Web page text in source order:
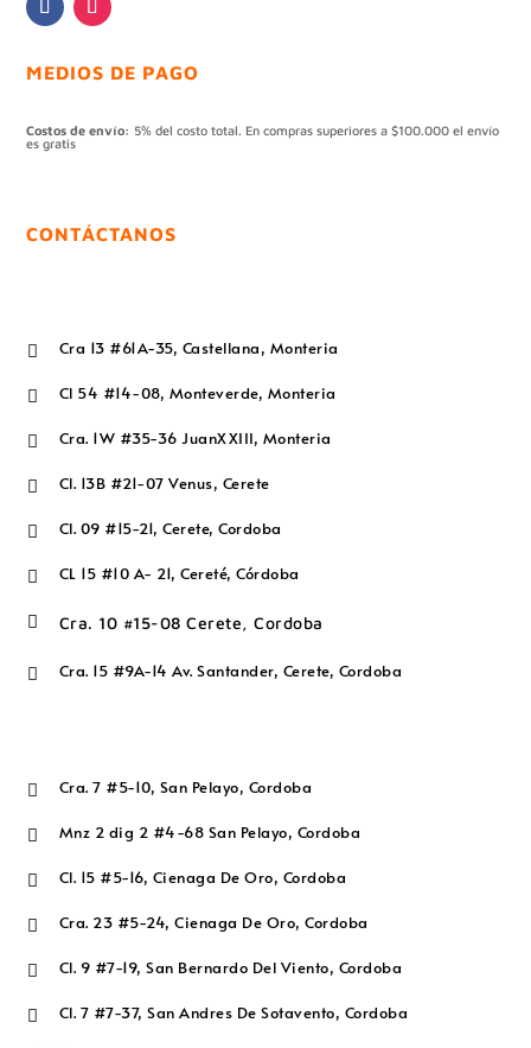
MEDIOS DE PAGO
Costos de envío: 5% del costo total. En compras superiores a $100.000 el envío
es gratis
CONTÁCTANOS
 Cra 13 #61A-35, Castellana, Monteria
 Cl 54 #14-08, Monteverde, Monteria
 Cra. 1W #35-36 JuanXXIII, Monteria
 Cl. 13B #21-07 Venus, Cerete
 Cl. 09 #15-21, Cerete, Cordoba
 CL 15 #10 A- 21, Cereté, Córdoba
 Cra. 10 #15-08 Cerete, Cordoba
 Cra. 15 #9A-14 Av. Santander, Cerete, Cordoba
 Cra. 7 #5-10, San Pelayo, Cordoba
 Mnz 2 dig 2 #4-68 San Pelayo, Cordoba
 Cl. 15 #5-16, Cienaga De Oro, Cordoba
 Cra. 23 #5-24, Cienaga De Oro, Cordoba
 Cl. 9 #7-19, San Bernardo Del Viento, Cordoba
 Cl. 7 #7-37, San Andres De Sotavento, Cordoba